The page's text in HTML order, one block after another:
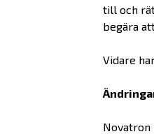
till och
begära
Vidare
Novatron